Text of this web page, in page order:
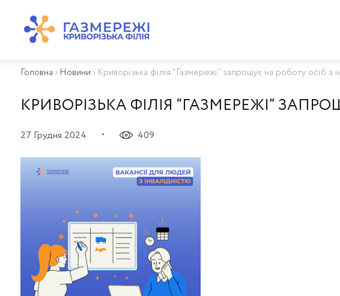
ПРО КОМПАНІЮ
ВАЖЛИВА ІНФОРМАЦІЯ
КАР’ЄРА
ПРИЄДНАННЯ
КГУ
ОСОБИСТИЙ КАБІНЕТ
Головна › Новини › Криворізька філія “Газмережі” запрошує на роботу осіб з
КРИВОРІЗЬКА ФІЛІЯ “ГАЗМЕРЕЖІ”
27 Грудня 2024 • 409